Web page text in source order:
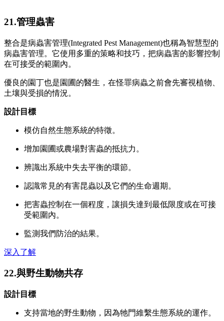
21.管理蟲害
整合是病蟲害管理(Integrated Pest Management)也稱為智慧型的
病蟲害管理。它使用多重的策略和技巧，把病蟲害的影響控制
在可接受的範圍內。
優良的園丁也是園圃的醫生，在怪罪病蟲之前會先審視植物、
土壤與受損的情況。
設計目標
模仿自然生態系統的特徵。
增加園圃或農場對害蟲的抵抗力。
辨識出系統中失去平衡的環節。
認識常見的有害昆蟲以及它們的生命週期。
把害蟲控制在一個程度，讓損失達到最低限度或在可接
受範圍內。
監測我們防治的結果。
深入了解
22.與野生動物共存
設計目標
支持當地的野生動物，因為牠門維繫生態系統的運作。